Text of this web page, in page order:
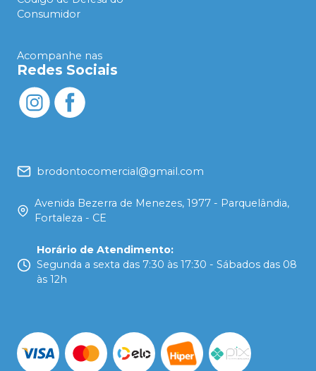
Consumidor
Acompanhe nas
Redes Sociais
brodontocomercial@gmail.com
Avenida Bezerra de Menezes, 1977 - Parquelândia,
Fortaleza - CE
Horário de Atendimento:
Segunda a sexta das 7:30 às 17:30 - Sábados das 08
às 12h